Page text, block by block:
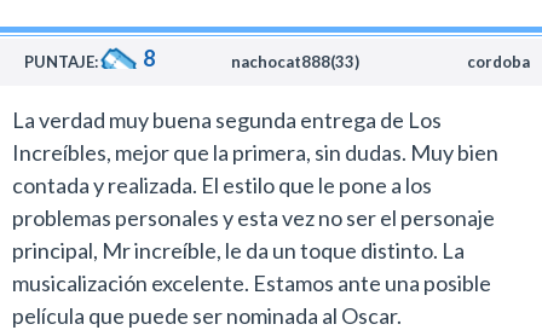
PUNTAJE: 8 nachocat888(33) cordoba
La verdad muy buena segunda entrega de Los
Increíbles, mejor que la primera, sin dudas. Muy bien
contada y realizada. El estilo que le pone a los
problemas personales y esta vez no ser el personaje
principal, Mr increíble, le da un toque distinto. La
musicalización excelente. Estamos ante una posible
película que puede ser nominada al Oscar.